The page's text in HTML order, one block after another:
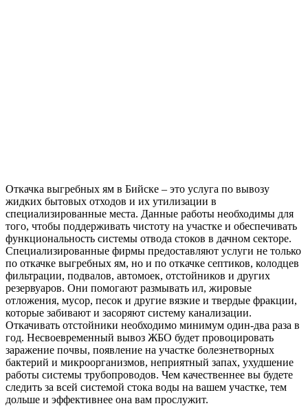
Откачка выгребных ям в Бийске – это услуга по вывозу
жидких бытовых отходов и их утилизации в
специализированные места. Данные работы необходимы для
того, чтобы поддерживать чистоту на участке и обеспечивать
функциональность системы отвода стоков в дачном секторе.
Специализированные фирмы предоставляют услуги не только
по откачке выгребных ям, но и по откачке септиков, колодцев
фильтрации, подвалов, автомоек, отстойников и других
резервуаров. Они помогают размывать ил, жировые
отложения, мусор, песок и другие вязкие и твердые фракции,
которые забивают и засоряют систему канализации.
Откачивать отстойники необходимо минимум один-два раза в
год. Несвоевременный вывоз ЖБО будет провоцировать
заражение почвы, появление на участке болезнетворных
бактерий и микроорганизмов, неприятный запах, ухудшение
работы системы трубопроводов. Чем качественнее вы будете
следить за всей системой стока воды на вашем участке, тем
дольше и эффективнее она вам прослужит.